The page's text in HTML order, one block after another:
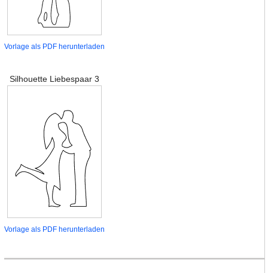
Vorlage als PDF herunterladen
Silhouette Liebespaar 3
Vorlage als PDF herunterladen